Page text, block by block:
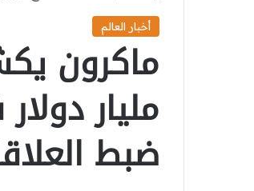
أخبار العالم
مليار
ضبط